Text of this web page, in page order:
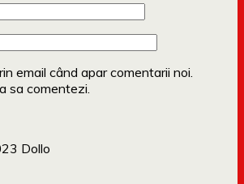
email când apar comentarii noi.
sa comentezi.
Dollo